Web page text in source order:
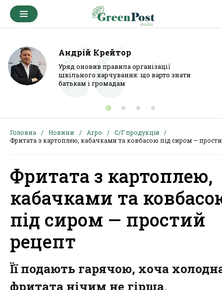
Андрій Крейтор
Уряд оновив правила організації
шкільного харчування: що варто знати
батькам і громадам
Головна Новини Агро
С/Г продукція
Фритата з картоплею, кабачками та ковбасою під сиром —
Фритата з картоплею,
кабачками та
під сиром — простий
рецепт
Її подають гарячою, хоча
фритата нічим не гірша.